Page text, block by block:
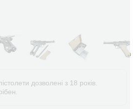
дозволені з 18 років.